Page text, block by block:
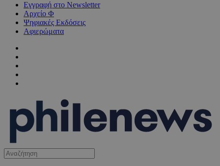
Εγγραφή στο Newsletter
Αρχείο Φ
Ψηφιακές Εκδόσεις
Αφιερώματα